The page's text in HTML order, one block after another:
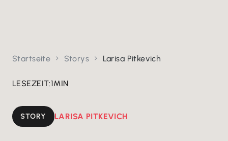
Startseite  Storys  Larisa Pitkevich
LESEZEIT:1MIN
STORY LARISA PITKEVICH